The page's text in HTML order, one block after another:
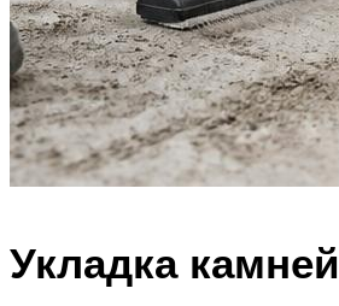
Укладка камней